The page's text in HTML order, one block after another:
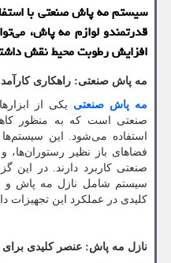
سیستم مه پاش صنعتی با
قدرتمندو لوازم مه پاش،
افزایش رطوبت محیط نقش
مه پاش صنعتی: راهکاری
مه پاش صنعتی یکی از
صنعتی است که به منظور
استفاده می‌شود. این سیستم‌ها
فضاهای باز نظیر رستوران‌ها،
صنعتی کاربرد دارند. در
سیستم شامل نازل مه پاش و
کلیدی در عملکرد این تجهیزات
نازل مه پاش: عنصر کلیدی برای